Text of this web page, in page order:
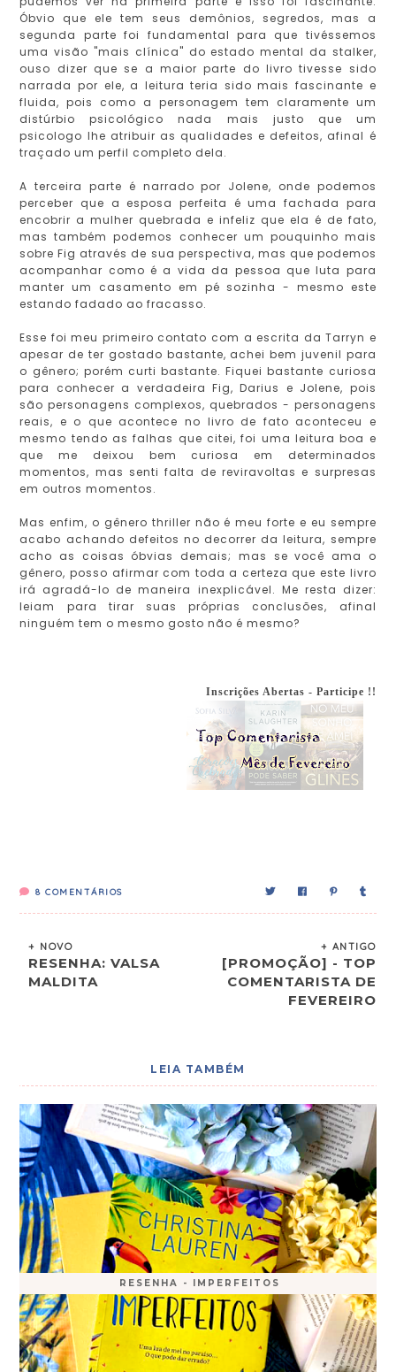
Óbvio que ele tem seus demônios, segredos, mas a
segunda parte foi fundamental para que tivéssemos
uma visão "mais clínica" do estado mental da stalker,
ouso dizer que se a maior parte do livro tivesse sido
narrada por ele, a leitura teria sido mais fascinante e
fluida, pois como a personagem tem claramente um
distúrbio psicológico nada mais justo que um
psicologo lhe atribuir as qualidades e defeitos, afinal é
traçado um perfil completo dela.
A terceira parte é narrado por Jolene, onde podemos
perceber que a esposa perfeita é uma fachada para
encobrir a mulher quebrada e infeliz que ela é de fato,
mas também podemos conhecer um pouquinho mais
sobre Fig através de sua perspectiva, mas que podemos
acompanhar como é a vida da pessoa que luta para
manter um casamento em pé sozinha - mesmo este
estando fadado ao fracasso.
Esse foi meu primeiro contato com a escrita da Tarryn e
apesar de ter gostado bastante, achei bem juvenil para
o gênero; porém curti bastante. Fiquei bastante curiosa
para conhecer a verdadeira Fig, Darius e Jolene, pois
são personagens complexos, quebrados - personagens
reais, e o que acontece no livro de fato aconteceu e
mesmo tendo as falhas que citei, foi uma leitura boa e
que me deixou bem curiosa em determinados
momentos, mas senti falta de reviravoltas e surpresas
em outros momentos.
Mas enfim, o gênero thriller não é meu forte e eu sempre
acabo achando defeitos no decorrer da leitura, sempre
acho as coisas óbvias demais; mas se você ama o
gênero, posso afirmar com toda a certeza que este livro
irá agradá-lo de maneira inexplicável. Me resta dizer:
leiam para tirar suas próprias conclusões, afinal
ninguém tem o mesmo gosto não é mesmo?
Inscrições Abertas - Participe !!
8 COMENTÁRIOS
+ NOVO
RESENHA: VALSA
MALDITA
+ ANTIGO
[PROMOÇÃO] - TOP
COMENTARISTA DE
FEVEREIRO
LEIA TAMBÉM
RESENHA - IMPERFEITOS